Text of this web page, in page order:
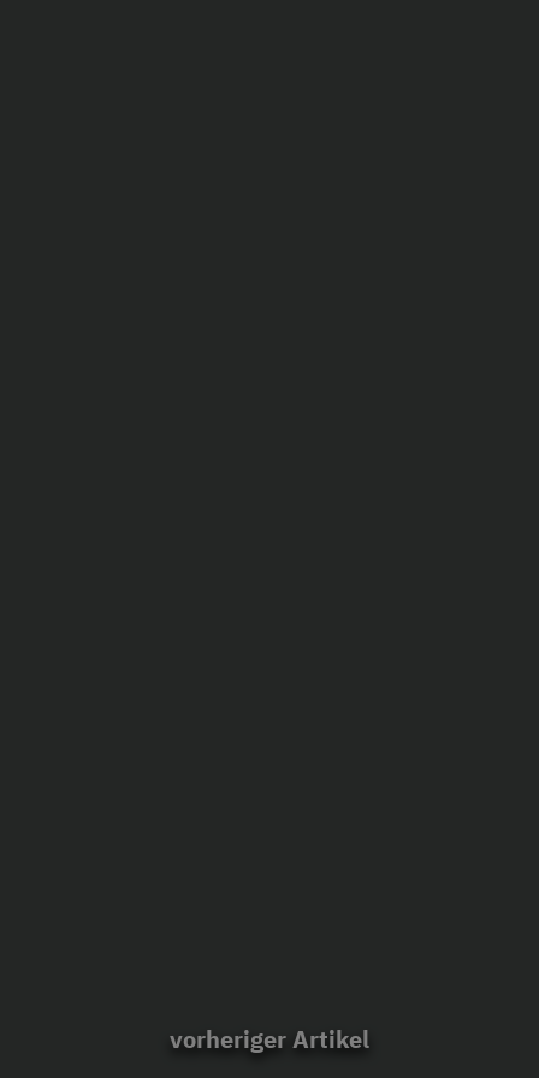
vorheriger Artikel